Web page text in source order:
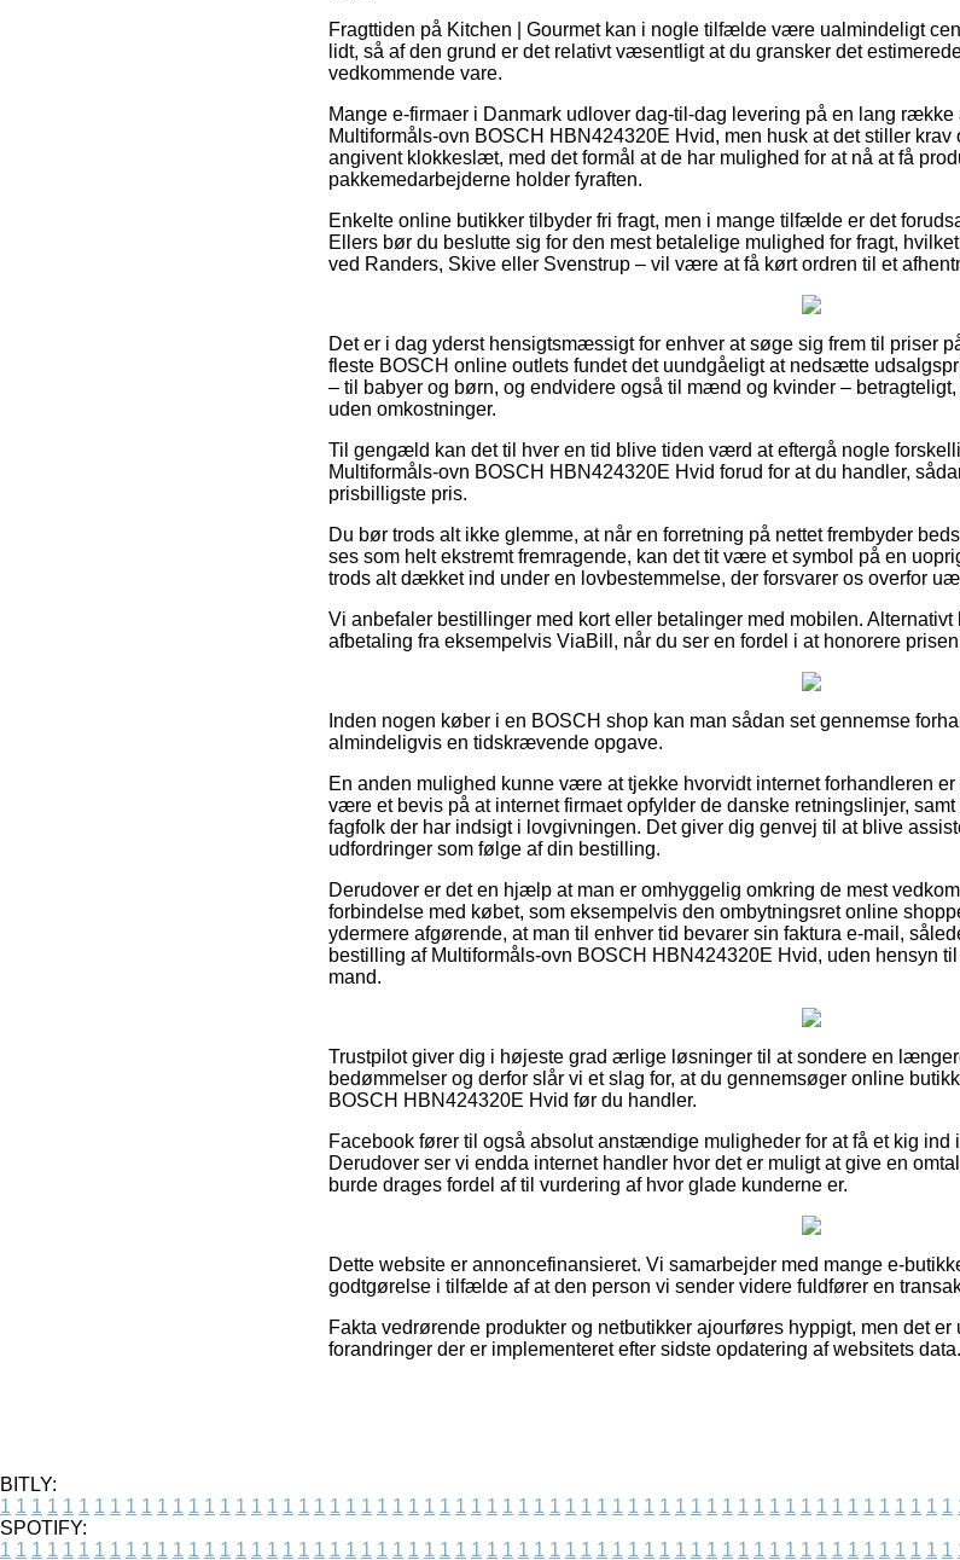
Fragttiden på Kitchen | Gourmet kan i nogle tilfælde være ualmindeligt
lidt, så af den grund er det relativt væsentligt at du gransker det
vedkommende vare.
Mange e-firmaer i Danmark udlover dag-til-dag levering på en lang
Multiformåls-ovn BOSCH HBN424320E Hvid, men husk at det stiller krav
angivent klokkeslæt, med det formål at de har mulighed for at nå at få
pakkemedarbejderne holder fyraften.
Enkelte online butikker tilbyder fri fragt, men i mange tilfælde er det
Ellers bør du beslutte sig for den mest betalelige mulighed for fragt,
ved Randers, Skive eller Svenstrup – vil være at få kørt ordren til et
Det er i dag yderst hensigtsmæssigt for enhver at søge sig frem til priser
fleste BOSCH online outlets fundet det uundgåeligt at nedsætte
– til babyer og børn, og endvidere også til mænd og kvinder –
uden omkostninger.
Til gengæld kan det til hver en tid blive tiden værd at eftergå nogle
Multiformåls-ovn BOSCH HBN424320E Hvid forud for at du handler,
prisbilligste pris.
Du bør trods alt ikke glemme, at når en forretning på nettet frembyder
ses som helt ekstremt fremragende, kan det tit være et symbol på en
trods alt dækket ind under en lovbestemmelse, der forsvarer os overfor
Vi anbefaler bestillinger med kort eller betalinger med mobilen.
afbetaling fra eksempelvis ViaBill, når du ser en fordel i at honorere
Inden nogen køber i en BOSCH shop kan man sådan set gennemse
almindeligvis en tidskrævende opgave.
En anden mulighed kunne være at tjekke hvorvidt internet forhandleren
være et bevis på at internet firmaet opfylder de danske retningslinjer,
fagfolk der har indsigt i lovgivningen. Det giver dig genvej til at blive
udfordringer som følge af din bestilling.
Derudover er det en hjælp at man er omhyggelig omkring de mest
forbindelse med købet, som eksempelvis den ombytningsret online
ydermere afgørende, at man til enhver tid bevarer sin faktura e-mail,
bestilling af Multiformåls-ovn BOSCH HBN424320E Hvid, uden hensyn
mand.
Trustpilot giver dig i højeste grad ærlige løsninger til at sondere en
bedømmelser og derfor slår vi et slag for, at du gennemsøger online
BOSCH HBN424320E Hvid før du handler.
Facebook fører til også absolut anstændige muligheder for at få et kig ind
Derudover ser vi endda internet handler hvor det er muligt at give en
burde drages fordel af til vurdering af hvor glade kunderne er.
Dette website er annoncefinansieret. Vi samarbejder med mange e-
godtgørelse i tilfælde af at den person vi sender videre fuldfører en
Fakta vedrørende produkter og netbutikker ajourføres hyppigt, men det
forandringer der er implementeret efter sidste opdatering af websitets data.
BITLY:
1 1 1 1 1 1 1 1 1 1 1 1 1 1 1 1 1 1 1 1 1 1 1 1 1 1 1 1 1 1 1 1 1 1 1 1 1 1 1 1 1 1 1 1 1 1 1 1 1 1 1 1 1 1 1 1 1 1 1 1 1
SPOTIFY:
1 1 1 1 1 1 1 1 1 1 1 1 1 1 1 1 1 1 1 1 1 1 1 1 1 1 1 1 1 1 1 1 1 1 1 1 1 1 1 1 1 1 1 1 1 1 1 1 1 1 1 1 1 1 1 1 1 1 1 1 1